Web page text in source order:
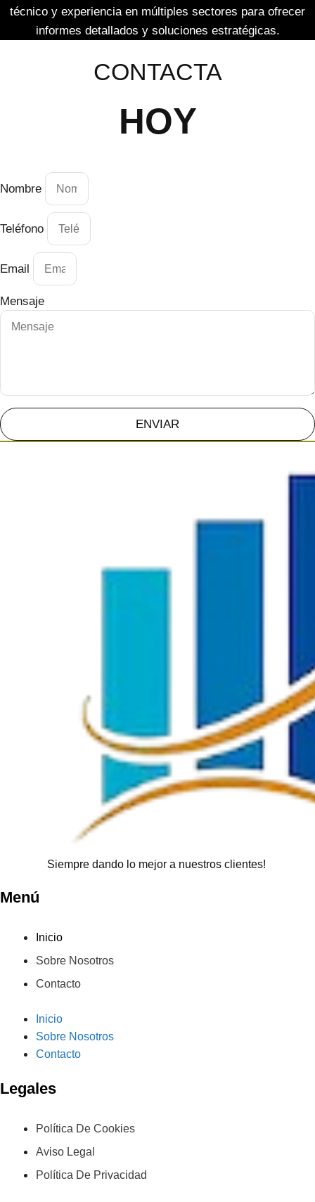
técnico y experiencia en múltiples sectores para ofrecer
informes detallados y soluciones estratégicas.
CONTACTA
HOY
Nombre
Teléfono
Email
Mensaje
ENVIAR
Siempre dando lo mejor a nuestros clientes!
Menú
Inicio
Sobre Nosotros
Contacto
Inicio
Sobre Nosotros
Contacto
Legales
Política De Cookies
Aviso Legal
Política De Privacidad